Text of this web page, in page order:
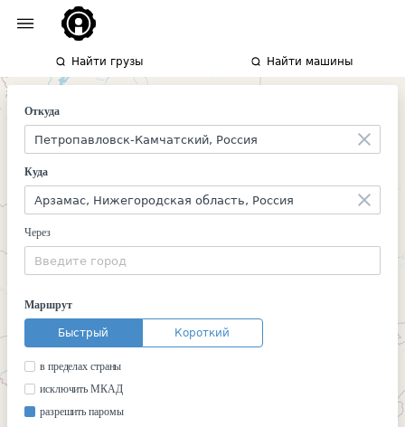
Найти грузы Найти машины
Откуда
Куда
Через
Маршрут
Быстрый Короткий
в пределах страны
исключить МКАД
разрешить паромы